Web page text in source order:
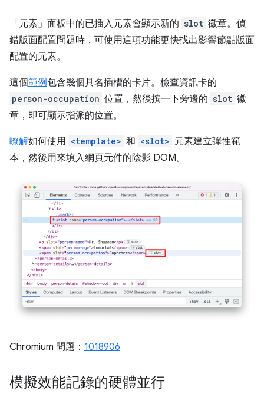
「元素」 面板中的已插入元素會顯示新的 slot 徽章。偵
錯版面配置問題時，可使用這項功能更快找出影響節點版面
配置的元素。
這個範例包含幾個具名插槽的卡片。檢查資訊卡的
person-occupation 位置，然後按一下旁邊的 slot 徽
章，即可顯示指派的位置。
瞭解如何使用 <template> 和 <slot> 元素建立彈性範
本，然後用來填入網頁元件的陰影 DOM。
Chromium 問題： 1018906
模擬效能記錄的硬體並行